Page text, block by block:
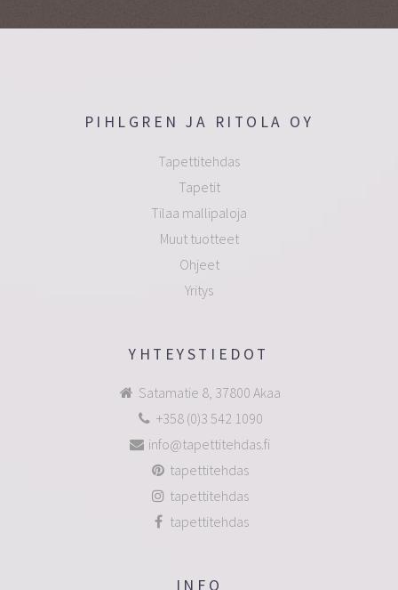
PIHLGREN JA RITOLA OY
Tapettitehdas
Tapetit
Tilaa mallipaloja
Muut tuotteet
Ohjeet
Yritys
YHTEYSTIEDOT
Satamatie 8, 37800 Akaa
+358 (0)3 542 1090
info@tapettitehdas.fi
tapettitehdas
tapettitehdas
tapettitehdas
INFO